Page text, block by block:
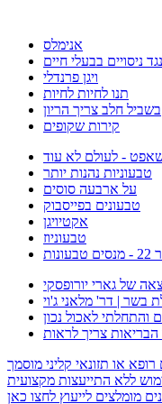
אנימלס
ניסויים בבעלי חיים
ויגן פרנדלי
תנו לחיות לחיות
בשביל חלב צריך הריון
קירות שקופים
- לעולם לא עוד
טבעוניות נהנות יותר
על ארבעה סוסים
טבעונים בפייסבוק
אקטיויגן
טבעוניוז
של גארי יורופסקי
בשר | דר' מלאני ג'וי
והתחלתי לאכול נכון
צריך לראות
מומלצים לייעוץ לחצו כאן